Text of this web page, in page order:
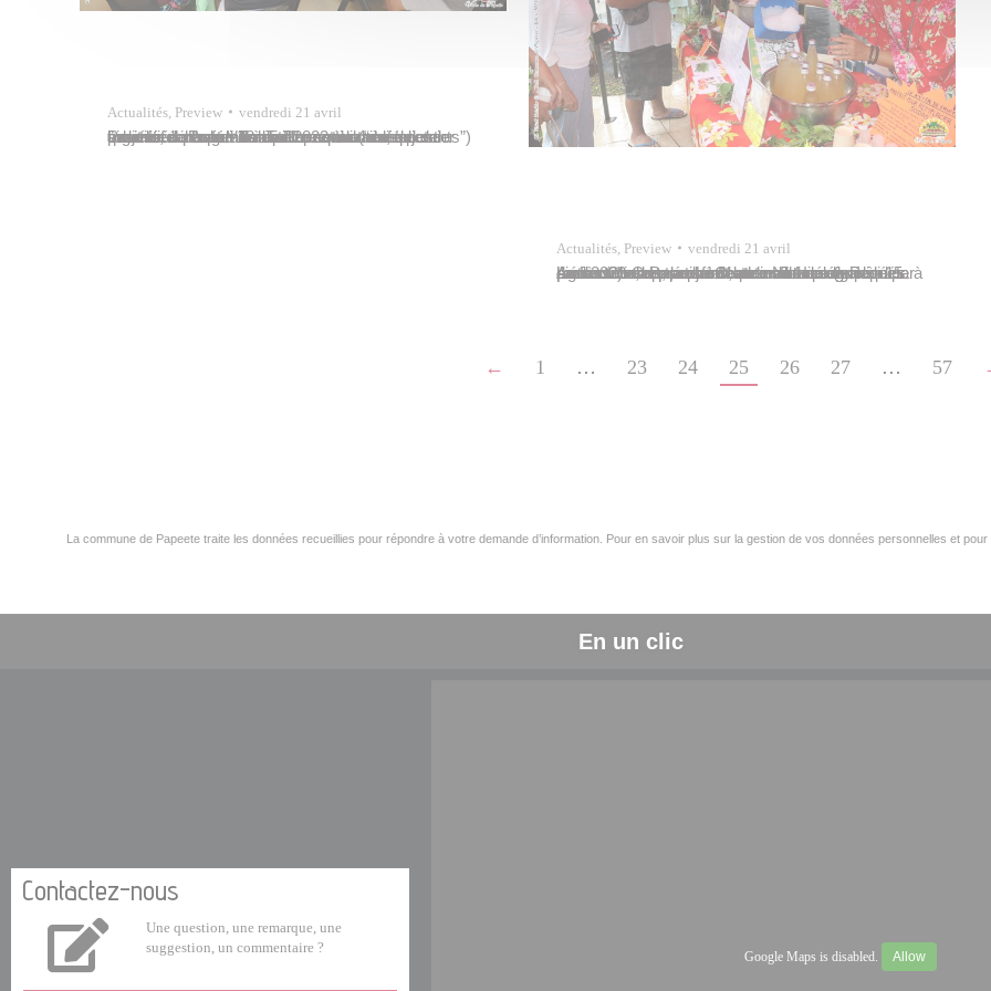
Actualités Preview vendredi 21 avril
Pouvoir échanger tranquillement sur un sujet de société, dans une ambiance conviviale, tel est l’objectif de l’opération taofe metua (“café-parents”) organisée par la Ville de Papeete dont le premier avait lieu le mardi 18 avril 2023 à la maison de quartier de Puatehu à Titioro sur le thème des violences intrafamiliales. Une quinzaine de parents…
Actualités Preview vendredi 21 avril
Agnès Champs, adjointe au maire déléguée au commerce, représentait la commune de Papeete à l’ouverture du premier Matete Natura organisé par l’association Papeete-Centre -ville ce samedi 15 avril 2023 dans la promenade de Nice (voie piétonne). Ce marché de plein air a permis à des professionnels, artisans, associations de producteurs et transformateurs locaux impliqués dans…
← 1 … 23 24 25 26 27 … 57
La commune de Papeete traite les données recueillies pour répondre à votre demande d’information. Pour en savoir plus sur la gestion de vos données personnelles et
En un clic
Contactez-nous
Une question, une remarque, une
suggestion, un commentaire ?
Google Maps is disabled. Allow